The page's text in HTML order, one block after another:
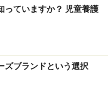
っていますか？ 児童養護
ブランドという選択